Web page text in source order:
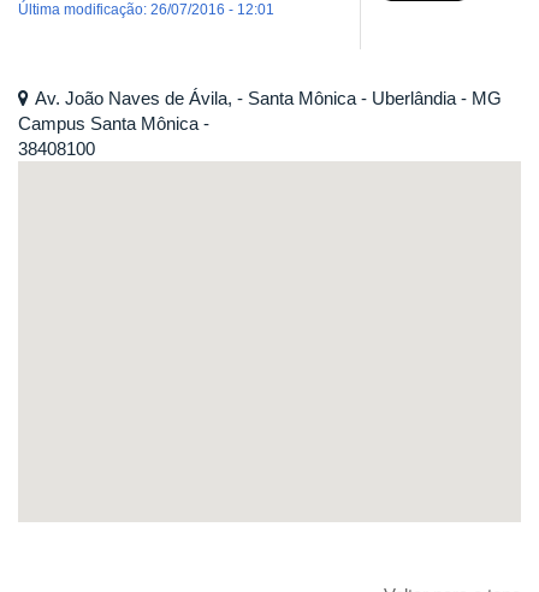
Última modificação: 26/07/2016 - 12:01
Av. João Naves de Ávila, - Santa Mônica - Uberlândia - MG
Campus Santa Mônica -
38408100